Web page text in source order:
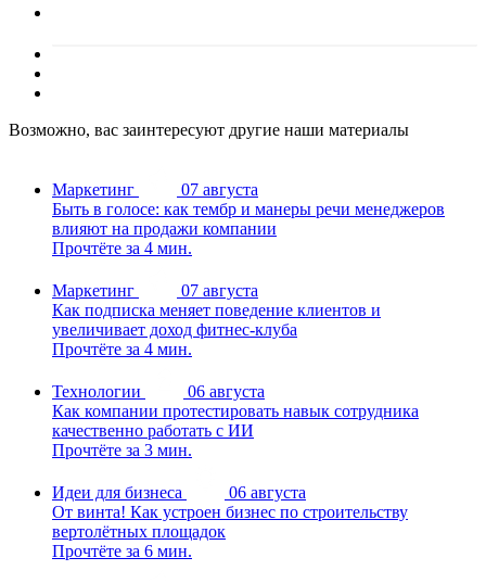
Возможно, вас заинтересуют другие наши материалы
Маркетинг
07 августа
Быть в голосе: как тембр и манеры речи менеджеров
влияют на продажи компании
Прочтёте за 4 мин.
Маркетинг
07 августа
Как подписка меняет поведение клиентов и
увеличивает доход фитнес-клуба
Прочтёте за 4 мин.
Технологии
06 августа
Как компании протестировать навык сотрудника
качественно работать с ИИ
Прочтёте за 3 мин.
Идеи для бизнеса
06 августа
От винта! Как устроен бизнес по строительству
вертолётных площадок
Прочтёте за 6 мин.